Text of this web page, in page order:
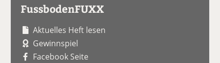
FussbodenFUXX
Aktuelles Heft lesen
Gewinnspiel
Facebook Seite